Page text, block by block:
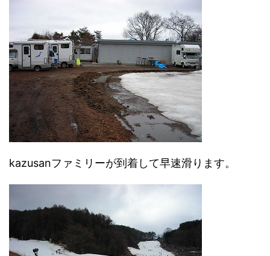
kazusanファミリーが到着して早速滑ります。